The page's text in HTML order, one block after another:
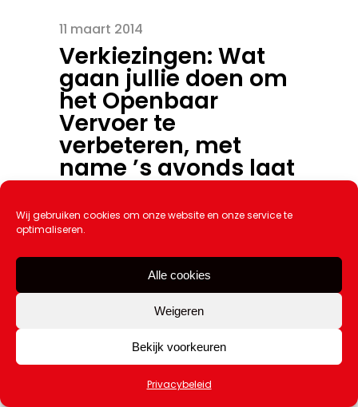
Wij gebruiken cookies om onze website en onze service te
optimaliseren.
Alle cookies
Weigeren
Bekijk voorkeuren
Privacybeleid
11 maart 2014
Verkiezingen: Wat
gaan jullie doen om
het Openbaar
Vervoer te
verbeteren, met
name ’s avonds laat
en in het weekend?
toegevoegd
gemeenteraadsverkiezingen